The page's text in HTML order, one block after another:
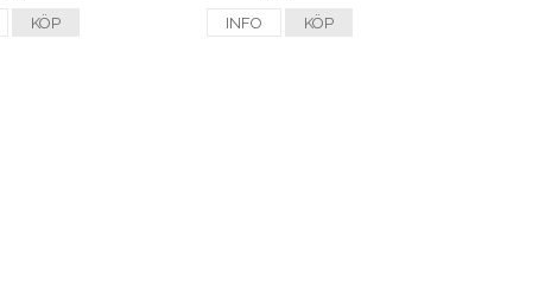
KÖP INFO KÖP